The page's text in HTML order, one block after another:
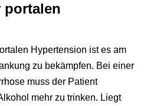
portalen
Hypertension ist es am
zu bekämpfen. Bei einer
muss der Patient
mehr zu trinken. Liegt